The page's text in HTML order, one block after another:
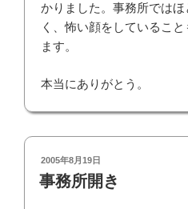
かりました。事務所では
く、怖い顔をしているこ
ます。
本当にありがとう。
投
稿
日:
2005年8月19日
事務所開き